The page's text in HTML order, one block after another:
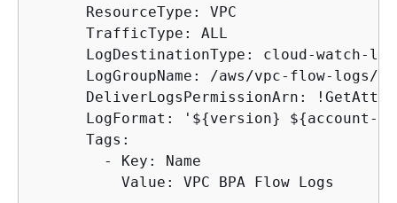
      ResourceType: VPC
      TrafficType: ALL
LogDestinationType: cloud-watch-
LogGroupName: /aws/vpc-flow-logs/
DeliverLogsPermissionArn: !GetAtt
      LogFormat: '$
{version} ${account-
      Tags:
        - Key: Name
          Value: VPC BPA Flow Logs